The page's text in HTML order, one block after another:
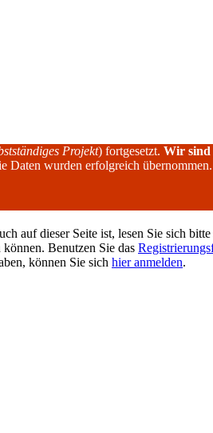
Projekt) fortgesetzt. Wir sind
Daten wurden erfolgreich übernommen.
auf dieser Seite ist, lesen Sie sich
Benutzen Sie das
können Sie sich hier anmelden.